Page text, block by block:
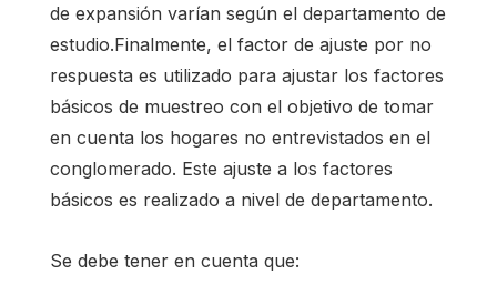
de expansión varían según el departamento de
estudio.Finalmente, el factor de ajuste por no
respuesta es utilizado para ajustar los factores
básicos de muestreo con el objetivo de tomar
en cuenta los hogares no entrevistados en el
conglomerado. Este ajuste a los factores
básicos es realizado a nivel de departamento.
Se debe tener en cuenta que: